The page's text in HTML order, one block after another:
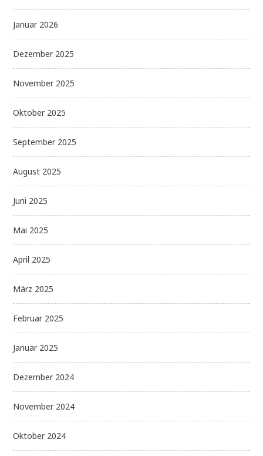
Januar 2026
Dezember 2025
November 2025
Oktober 2025
September 2025
August 2025
Juni 2025
Mai 2025
April 2025
März 2025
Februar 2025
Januar 2025
Dezember 2024
November 2024
Oktober 2024